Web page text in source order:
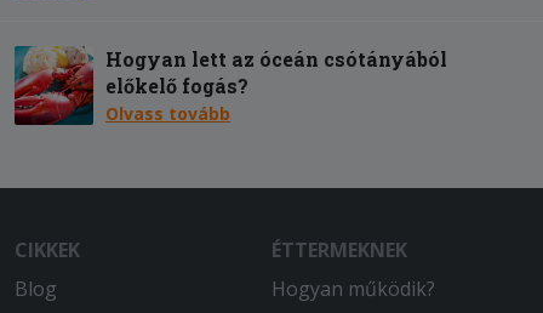
Hogyan lett az óceán csótányából
előkelő fogás?
Olvass tovább
CIKKEK
Blog
ÉTTERMEKNEK
Hogyan működik?